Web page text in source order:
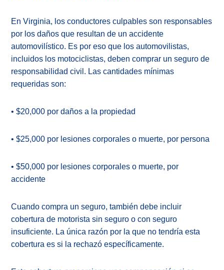
En Virginia, los conductores culpables son responsables
por los daños que resultan de un accidente
automovilístico. Es por eso que los automovilistas,
incluidos los motociclistas, deben comprar un seguro de
responsabilidad civil. Las cantidades mínimas
requeridas son:
• $20,000 por daños a la propiedad
• $25,000 por lesiones corporales o muerte, por persona
• $50,000 por lesiones corporales o muerte, por
accidente
Cuando compra un seguro, también debe incluir
cobertura de motorista sin seguro o con seguro
insuficiente. La única razón por la que no tendría esta
cobertura es si la rechazó específicamente.